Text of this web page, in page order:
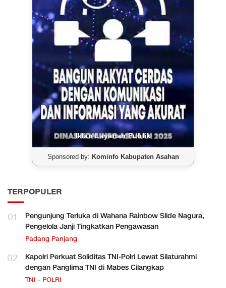
Iklan Layanan Publik
Sponsored by: Kominfo Kabupaten Asahan
TERPOPULER
01
Pengunjung Terluka di Wahana Rainbow Slide Nagura,
Pengelola Janji Tingkatkan Pengawasan
Padang Panjang
02
Kapolri Perkuat Soliditas TNI-Polri Lewat Silaturahmi
dengan Panglima TNI di Mabes Cilangkap
TNI - POLRI